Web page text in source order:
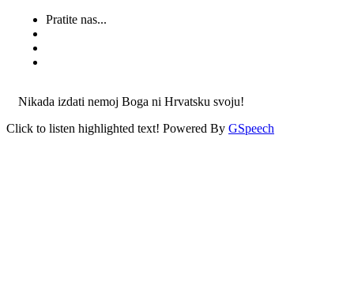
Pratite nas...
Nikada izdati nemoj Boga ni Hrvatsku svoju!
Click to listen highlighted text! Powered By GSpeech